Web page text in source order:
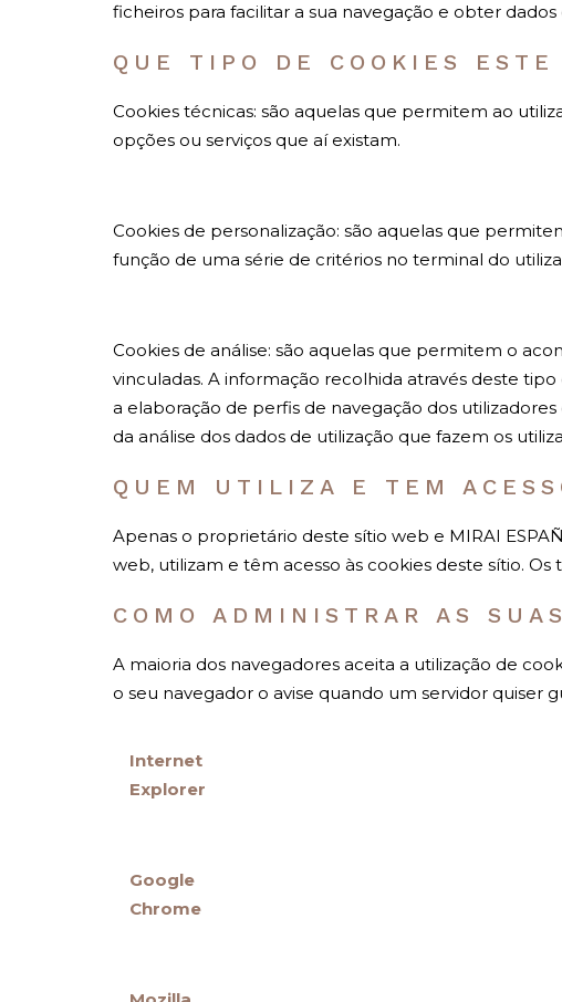
ficheiros para facilitar a sua navegação e obter dados
QUE TIPO DE COOKIES
Cookies técnicas: são aquelas que permitem ao
opções ou serviços que aí existam.
Cookies de personalização: são aquelas que
função de uma série de critérios no terminal do
Cookies de análise: são aquelas que permitem o
vinculadas. A informação recolhida através deste
a elaboração de perfis de navegação dos
da análise dos dados de utilização que fazem os
QUEM UTILIZA E TEM
Apenas o proprietário deste sítio web e MIRAI
web, utilizam e têm acesso às cookies deste sítio.
COMO ADMINISTRAR AS
A maioria dos navegadores aceita a utilização de
o seu navegador o avise quando um servidor quiser
Internet
Explorer
Google
Chrome